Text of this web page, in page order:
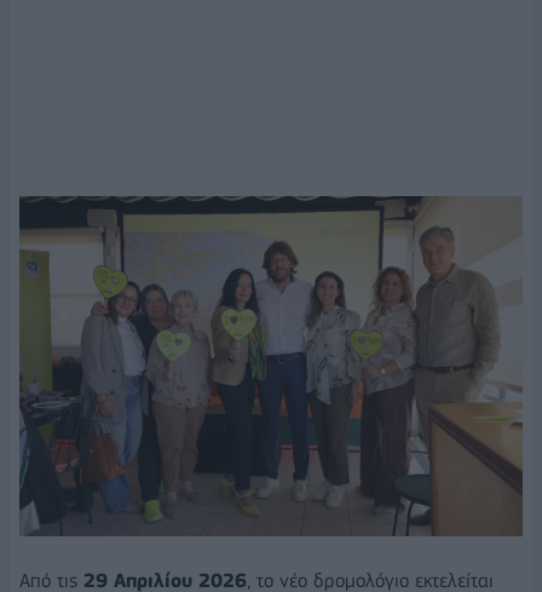
Από τις 29 Απριλίου 2026, το νέο δρομολόγιο εκτελείται